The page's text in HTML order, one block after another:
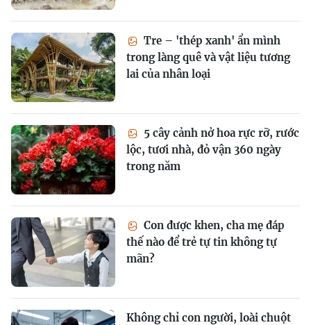
Tre – 'thép xanh' ẩn mình
trong làng quê và vật liệu tương
lai của nhân loại
5 cây cảnh nở hoa rực rỡ, rước
lộc, tươi nhà, đỏ vận 360 ngày
trong năm
Con được khen, cha mẹ đáp
thế nào để trẻ tự tin không tự
mãn?
Không chỉ con người, loài chuột